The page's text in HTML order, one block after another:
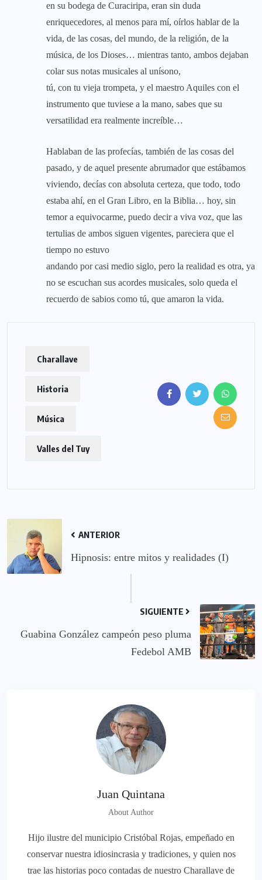
en su bodega de Curaciripa, eran sin duda
enriquecedores, al menos para mí, oírlos hablar de la
vida, de las cosas, del mundo, de la religión, de la
música, de los Dioses… mientras tanto, ambos dejaban
colar sus notas musicales al unísono,
tú, con tu vieja trompeta, y el maestro Aquiles con el
instrumento que tuviese a la mano, sabes que su
versatilidad era realmente increíble…
Hablaban de las profecías, también de las cosas del
pasado, y de aquel presente abrumador que estábamos
viviendo, decías con absoluta certeza, que todo, todo
estaba ahí, en el Gran Libro, en la Biblia… hoy, sin
temor a equivocarme, puedo decir a viva voz, que las
tertulias de ambos siguen vigentes, pareciera que el
tiempo no estuvo
andando por casi medio siglo, pero la realidad es otra, ya
no se escuchan sus acordes musicales, solo queda el
recuerdo de sabios como tú, que amaron la vida.
Charallave
Historia
Música
Valles del Tuy
ANTERIOR
Hipnosis: entre mitos y realidades (I)
SIGUIENTE
Guabina González campeón peso pluma
Fedebol AMB
Juan Quintana
About Author
Hijo ilustre del municipio Cristóbal Rojas, empeñado en
conservar nuestra idiosincrasia y tradiciones, y quien nos
trae las historias poco contadas de nuestro Charallave de